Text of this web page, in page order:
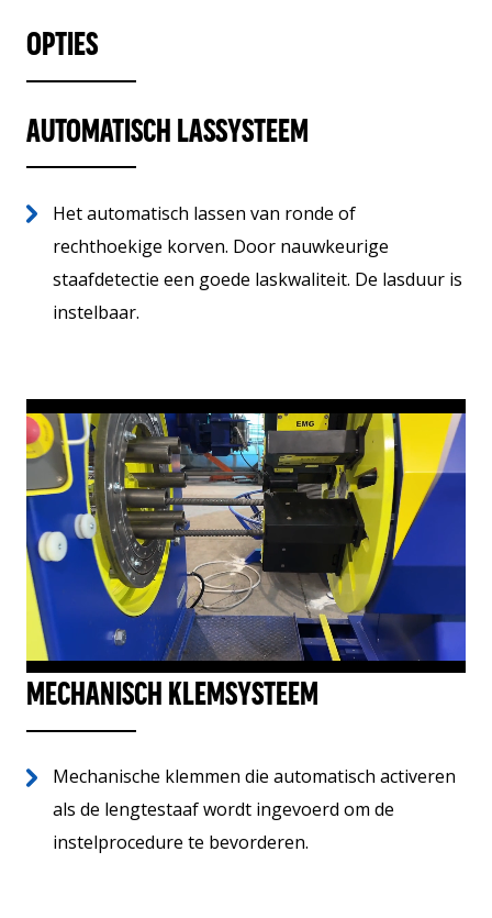
OPTIES
AUTOMATISCH LASSYSTEEM
Het automatisch lassen van ronde of
rechthoekige korven. Door nauwkeurige
staafdetectie een goede laskwaliteit. De lasduur is
instelbaar.
MECHANISCH KLEMSYSTEEM
Mechanische klemmen die automatisch activeren
als de lengtestaaf wordt ingevoerd om de
instelprocedure te bevorderen.